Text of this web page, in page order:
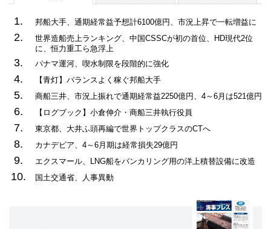
1. 邦船大手、通期経常益予想計6100億円、市況上昇で一転増益に
2.
世界造船売上ランキング、中国CSSCが初の首位、HD現代2位
に、恒力重工ら急浮上
3. パナマ運河、喫水制限を段階的に強化
4. 【青灯】バランスよく稼ぐ邦船大手
5. 商船三井、市況上振れで通期経常益2250億円、4～6月は521億円
6. 【ログブック】小倉伸介・商船三井執行役員
7. 東京都、大井ふ頭再編で世界トップクラスのCTへ
8. カナデビア、4～6月期は経常損失29億円
9. エクスマール、LNG船をバンカリング用の洋上積替設備に改造
10. 国土交通省、人事異動